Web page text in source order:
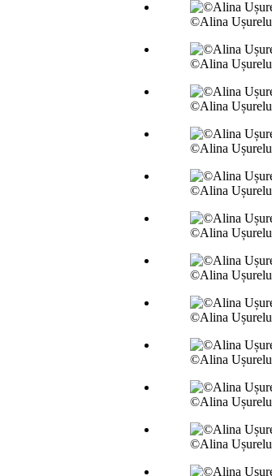
©Alina Ușurelu
©Alina Ușurelu
©Alina Ușurelu
©Alina Ușurelu
©Alina Ușurelu
©Alina Ușurelu
©Alina Ușurelu
©Alina Ușurelu
©Alina Ușurelu
©Alina Ușurelu
©Alina Ușurelu